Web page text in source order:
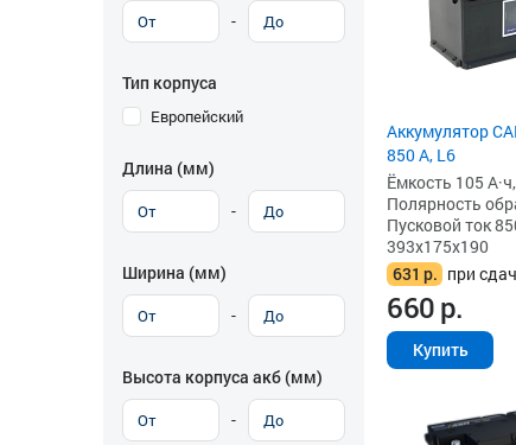
-
Тип корпуса
Европейский
Длина (мм)
-
Ширина (мм)
-
Высота корпуса акб (мм)
-
Аккумулятор
850 А, L6
Ёмкость 105 А·ч,
Полярность
Пусковой ток
393x175x190
631 р. при
660р.
Купить